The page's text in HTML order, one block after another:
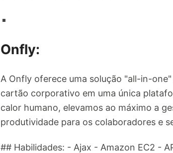
Onfly:
A Onfly oferece uma solução "all-in-
cartão corporativo em uma única
calor humano, elevamos ao máximo a
produtividade para os colaboradores e
## Habilidades: - Ajax - Amazon EC2 -